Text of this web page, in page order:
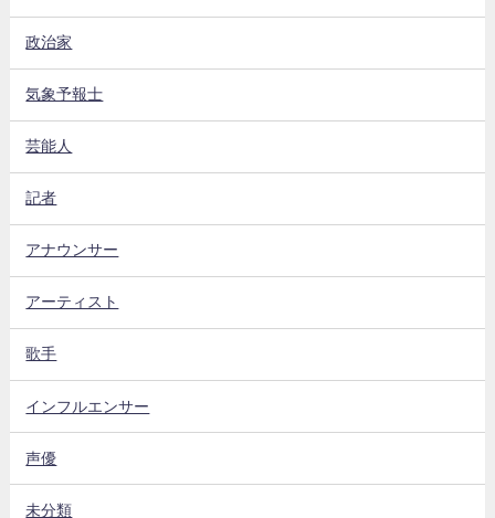
政治家
気象予報士
芸能人
記者
アナウンサー
アーティスト
歌手
インフルエンサー
声優
未分類